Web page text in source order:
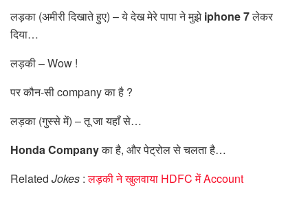
लड़का (अमीरी दिखाते हुए) – ये देख मेरे पापा ने मुझेiphone 7लेकर
दिया…
लड़की – Wow !
पर कौन-सी company का है ?
लड़का (गुस्से में) – तू जा यहाँ से…
Honda Companyका है, और पेट्रोल से चलता है…
Related Jokes :लड़की ने खुलवाया HDFC में Account